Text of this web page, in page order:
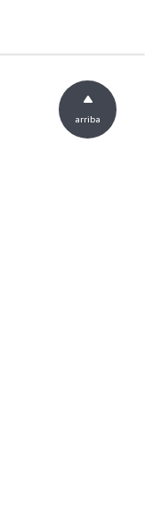
arriba